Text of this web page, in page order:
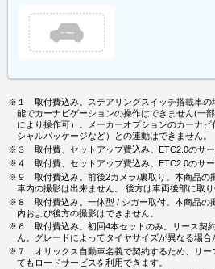
※１ 取付費込み。ステアリングスイッチ搭載車の
能でカーナビゲーションの操作はできません(一
により操作可）。メーカーオプションのカーナ
シャルパッケージなど）との連動はできません。
※３ 取付費、セットアップ費込み。ETC2.0のサー
※４ 取付費、セットアップ費込み。ETC2.0のサー
※９ 取付費込み。前後2カメラ/裏取り。本商品の
車内の撮影は出来ません。 後方は車両後部に取
※８ 取付費込み。一体型 / シガー取付。本商品の
内および後方の撮影はできません。
※６ 取付費込み。初回4本セットのみ。リース契
ん。グレードによってタイヤサイズが異なる場合
※７ オリックス自動車名義で契約するため、リー
てもロードサービスを利用できます。